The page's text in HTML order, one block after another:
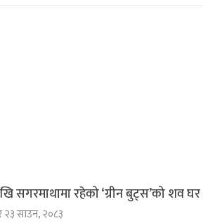
सगरमाथामा रहेको ‘ग्रीन बुट्स’को शव
२३ साउन, २०८३